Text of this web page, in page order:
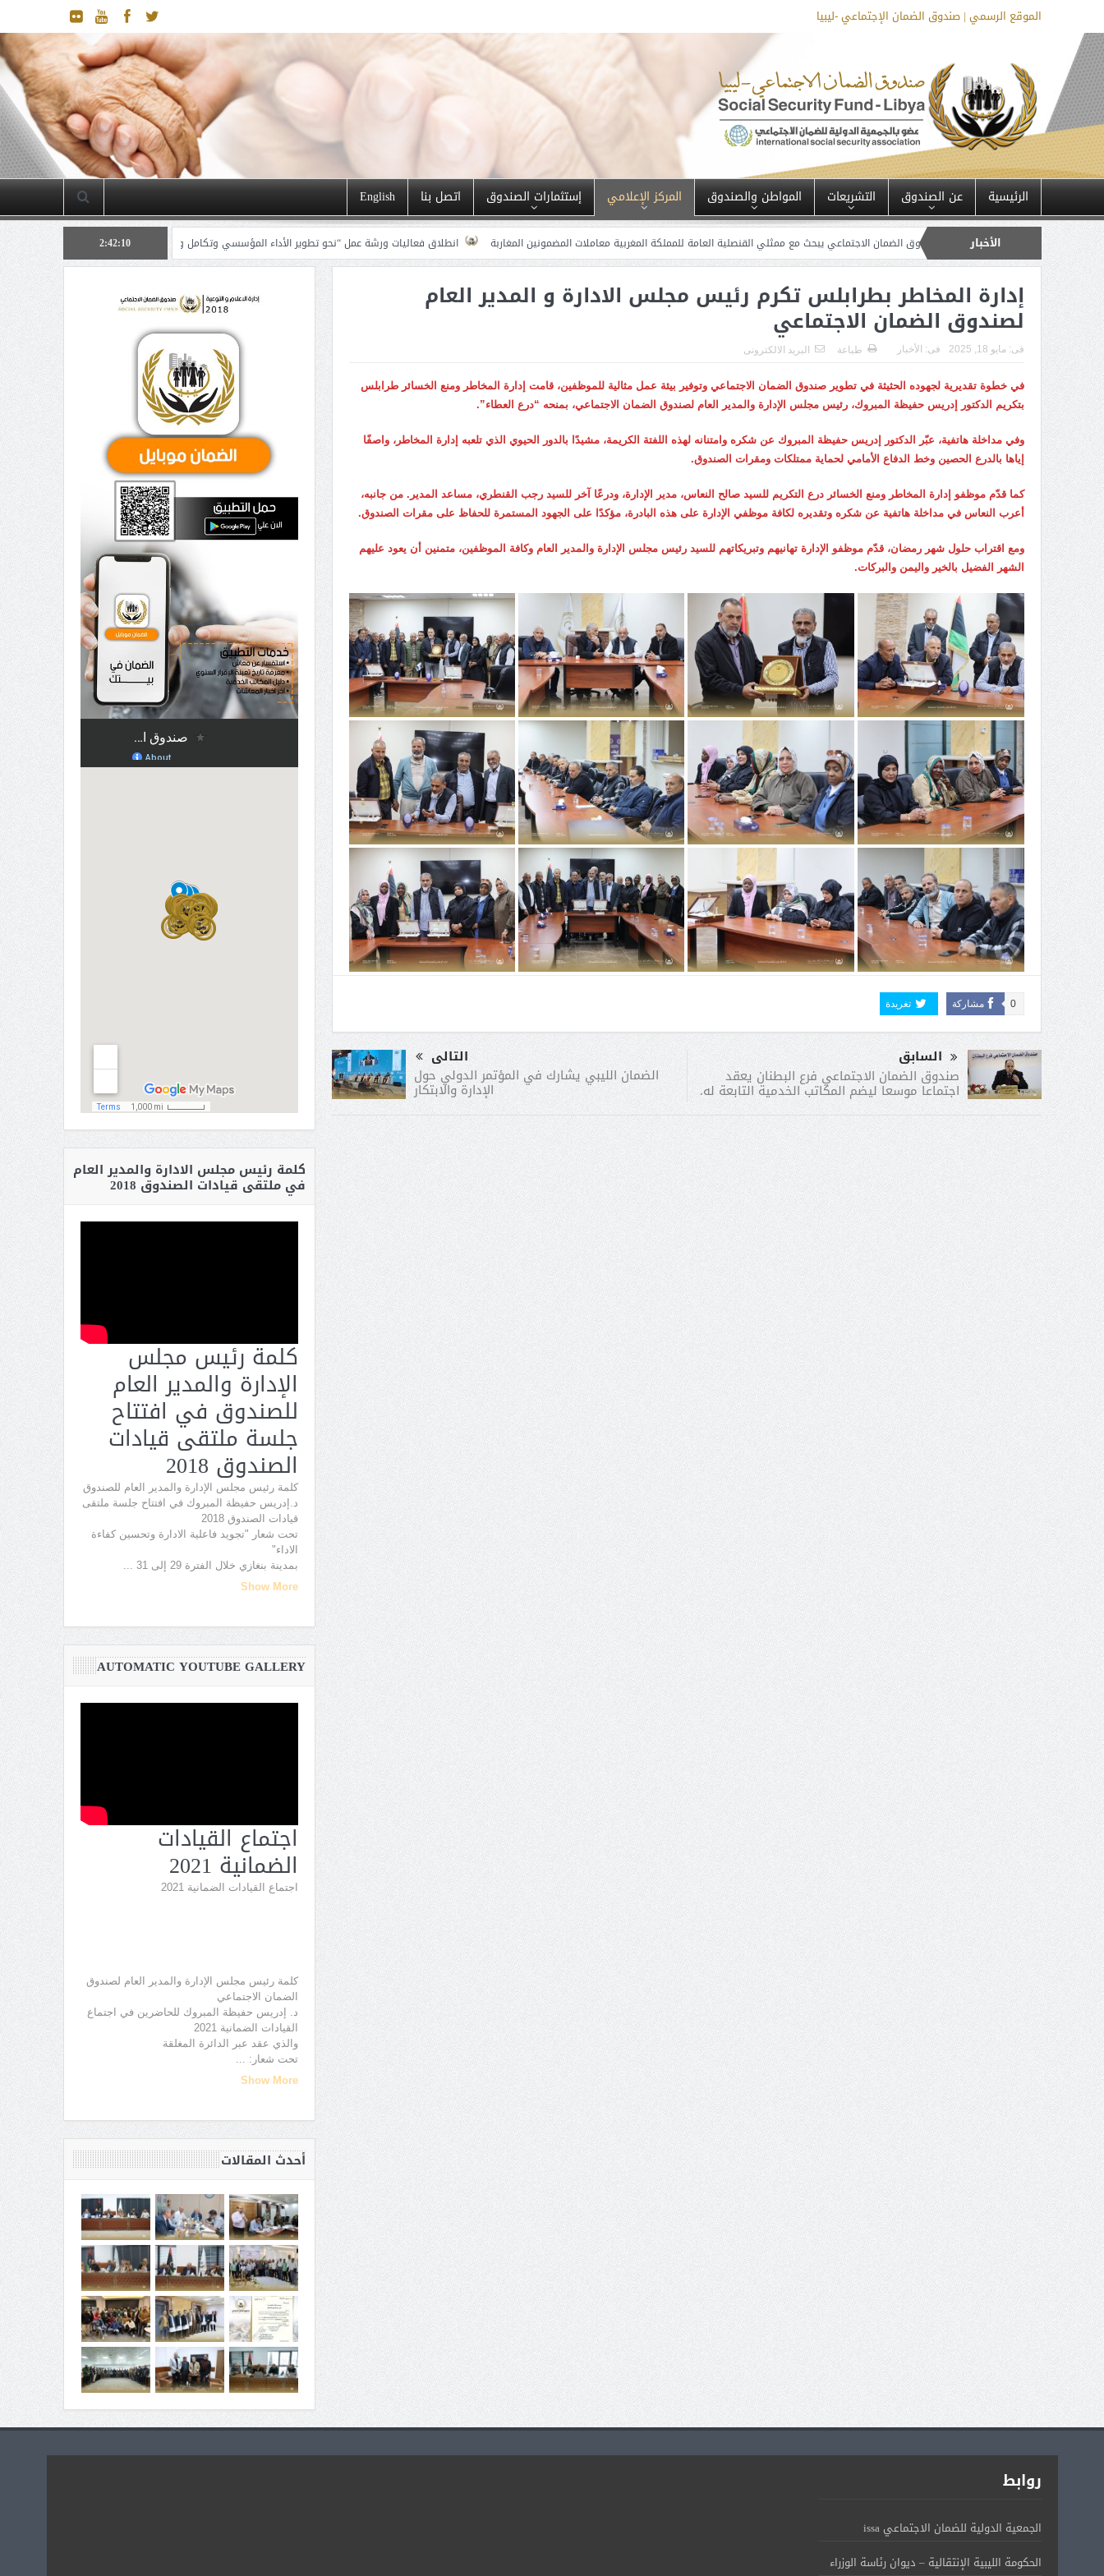
الموقع الرسمي | صندوق الضمان الإجتماعي -ليبيا
الرئيسية عن الصندوق التشريعات المواطن والصندوق المركز الإعلامي إستثمارات الصندوق اتصل بنا English
الأخبار النقدية صندوق الضمان الاجتماعي يبحث مع ممثلي القنصلية العامة للمملكة المغربية معاملات المضمونين المغاربة انطلاق فعاليات ورشة عمل “نحو تطوير الأداء المؤسسي وتكامل وتوحيد منهجيات عمل إدارة الدراسات والتخطيط”
2:42:11
إدارة المخاطر بطرابلس تكرم رئيس مجلس الادارة و المدير العام
لصندوق الضمان الاجتماعي
فى:مايو 18, 2025 فى: الأخبار طباعة البريد الالكترونى
في خطوة تقديرية لجهوده الحثيثة في تطوير صندوق الضمان الاجتماعي وتوفير بيئة عمل مثالية للموظفين، قامت إدارة المخاطر ومنع الخسائر طرابلس
بتكريم الدكتور إدريس حفيظة المبروك، رئيس مجلس الإدارة والمدير العام لصندوق الضمان الاجتماعي، بمنحه “درع العطاء”.
وفي مداخلة هاتفية، عبّر الدكتور إدريس حفيظة المبروك عن شكره وامتنانه لهذه اللفتة الكريمة، مشيدًا بالدور الحيوي الذي تلعبه إدارة المخاطر، واصفًا
إياها بالدرع الحصين وخط الدفاع الأمامي لحماية ممتلكات ومقرات الصندوق.
كما قدّم موظفو إدارة المخاطر ومنع الخسائر درع التكريم للسيد صالح النعاس، مدير الإدارة، ودرعًا آخر للسيد رجب القنطري، مساعد المدير. من جانبه،
أعرب النعاس في مداخلة هاتفية عن شكره وتقديره لكافة موظفي الإدارة على هذه البادرة، مؤكدًا على الجهود المستمرة للحفاظ على مقرات الصندوق.
ومع اقتراب حلول شهر رمضان، قدّم موظفو الإدارة تهانيهم وتبريكاتهم للسيد رئيس مجلس الإدارة والمدير العام وكافة الموظفين، متمنين أن يعود عليهم
الشهر الفضيل بالخير واليمن والبركات.
مشاركة 0 تغريدة
السابق
صندوق الضمان الاجتماعي فرع البطنان يعقد
اجتماعا موسعا ليضم المكاتب الخدمية التابعة له.
التالى
الضمان الليبي يشارك في المؤتمر الدولي حول
الإدارة والابتكار
كلمة رئيس مجلس الادارة والمدير العام
في ملتقى قيادات الصندوق 2018
كلمة رئيس مجلس
الإدارة والمدير العام
للصندوق في افتتاح
جلسة ملتقى قيادات
الصندوق 2018
كلمة رئيس مجلس الإدارة والمدير العام للصندوق
د.إدريس حفيظة المبروك في افتتاح جلسة ملتقى
قيادات الصندوق 2018
تحت شعار "تجويد فاعلية الادارة وتحسين كفاءة
الاداء"
بمدينة بنغازي خلال الفترة 29 إلى 31
...
Show More
AUTOMATIC YOUTUBE GALLERY
اجتماع القيادات
الضمانية 2021
اجتماع القيادات الضمانية 2021
كلمة رئيس مجلس الإدارة والمدير العام لصندوق
الضمان الاجتماعي
د. إدريس حفيظة المبروك للحاضرين في اجتماع
القيادات الضمانية 2021
والذي عقد عبر الدائرة المغلقة
تحت شعار: ...
Show More
أحدث المقالات
روابط
الجمعية الدولية للضمان الاجتماعي issa
الحكومة الليبية الإنتقالية – ديوان رئاسة الوزراء